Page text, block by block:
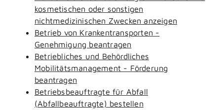
kosmetischen oder sonstigen
nichtmedizinischen Zwecken anzeigen
Betrieb von Krankentransporten -
Genehmigung beantragen
Betriebliches und Behördliches
Mobilitätsmanagement - Förderung
beantragen
Betriebsbeauftragte für Abfall
(Abfallbeauftragte) bestellen